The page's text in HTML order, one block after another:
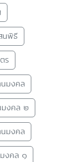
นพิธี
ร
นมงคล
มงคล ๒
นมงคล
งคล ๑